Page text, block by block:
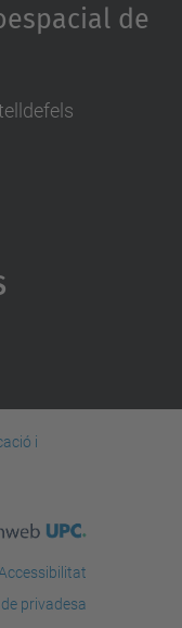
de
i
Accessibilitat
privadesa